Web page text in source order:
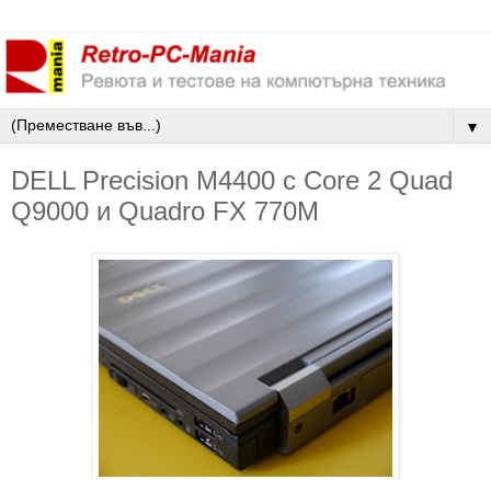
▼
DELL Precision M4400 с Core 2 Quad
Q9000 и Quadro FX 770M